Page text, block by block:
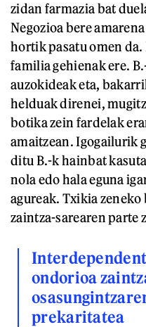
zidan farmazia bat
Negozioa bere
hortik pasatu omen
familia gehienak ere.
auzokideak eta,
helduak direnei,
botika zein fardelak
amaitzean. Igogailurik
ditu B.-k hainbat
nola edo hala eguna
agureak. Txikia
zaintza-sarearen parte
ondorioa
prekaritatea